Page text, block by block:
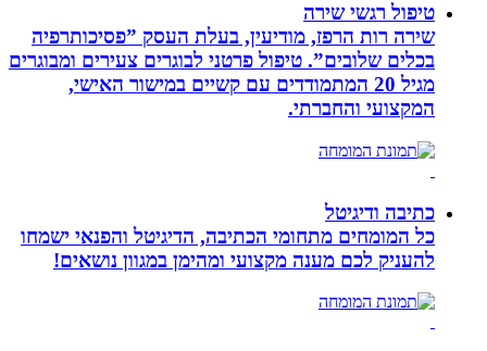
טיפול רגשי שירה
שירה רות הרפז, מודיעין, בעלת העסק ”פסיכותרפיה
בכלים שלובים”. טיפול פרטני לבוגרים צעירים ומבוגרים
מגיל 20 המתמודדים עם קשיים במישור האישי,
המקצועי והחברתי.
כתיבה ודיגיטל
כל המומחים מתחומי הכתיבה, הדיגיטל והפנאי ישמחו
להעניק לכם מענה מקצועי ומהימן במגוון נושאים!